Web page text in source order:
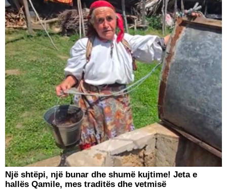
Një shtëpi, një bunar dhe shumë kujtime! Jeta e
hallës Qamile, mes traditës dhe vetmisë